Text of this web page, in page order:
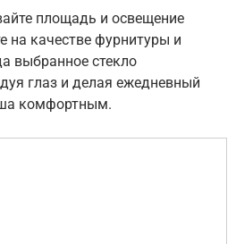
площадь и освещение
на качестве фурнитуры и
выбранное стекло
глаз и делая ежедневный
комфортным.